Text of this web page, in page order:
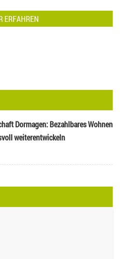
ERFAHREN
Dormagen: Bezahlbares Wohnen
weiterentwickeln